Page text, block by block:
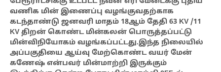
வணிக மின் இணைப்பு வழங்குவதற்காக
கடந்தாண்டு ஜனவரி மாதம் 18ஆம் தேதி 63 KV /11
KV திறன் கொண்ட மின்கலன் பொருத்தப்பட்டு
மின்விநியோகம் வழங்கப்பட்டது.இந்த நிலையில்
அப்பகுதியை ஆய்வு மேற்கொண்ட வயர் மேன்
கணேஷ் என்பவர் மின்மாற்றி இருக்கும்